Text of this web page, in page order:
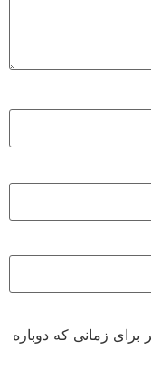
زمانی که دوباره